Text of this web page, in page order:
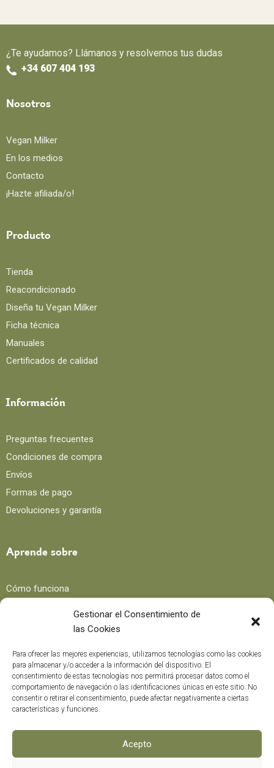
Gestionar el Consentimiento de
las Cookies
Para ofrecer las mejores experiencias, utilizamos tecnologías como las cookies
para almacenar y/o acceder a la información del dispositivo. El
consentimiento de estas tecnologías nos permitirá procesar datos como el
comportamiento de navegación o las identificaciones únicas en este sitio. No
consentir o retirar el consentimiento, puede afectar negativamente a ciertas
características y funciones.
Acepto
¿Te ayudamos? Llámanos y resolvemos tus dudas
+34 607 404 193
Nosotros
Vegan Milker
En los medios
Contacto
¡Hazte afiliada/o!
Producto
Tienda
Reacondicionado
Diseña tu Vegan Milker
Ficha técnica
Manuales
Certificados de calidad
Información
Preguntas frecuentes
Condiciones de compra
Envíos
Formas de pago
Devoluciones y garantía
Aprende sobre
Cómo funciona
Blog
Recetas
Trucos y consejos